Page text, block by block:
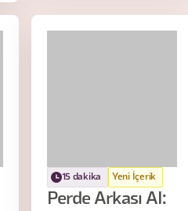
15 dakika Yeni İçerik
Perde Arkası AI: